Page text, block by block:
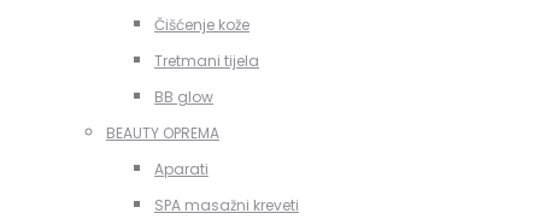
Čišćenje kože
Tretmani tijela
BB glow
BEAUTY OPREMA
Aparati
SPA masažni kreveti